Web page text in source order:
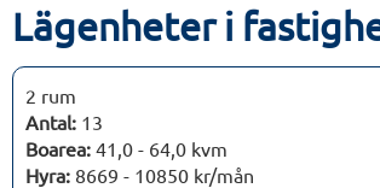
Lägenheter i
2 rum
Antal: 13
Boarea: 41,0 - 64,0 kvm
Hyra: 8669 - 10850 kr/mån